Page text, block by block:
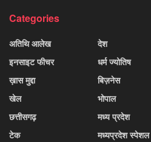
Categories
अतिथि आलेख
इनसाइट फीचर
ख़ास मुद्दा
खेल
छत्तीसगढ़
टेक
देश
धर्म ज्योतिष
बिज़नेस
भोपाल
मध्य प्रदेश
मध्यप्रदेश स्पेशल